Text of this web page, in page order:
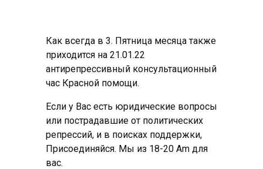
Как всегда в 3. Пятница месяца также
приходится на 21.01.22
антирепрессивный консультационный
час Красной помощи.
Если у Вас есть юридические вопросы
или пострадавшие от политических
репрессий, и в поисках поддержки,
Присоединяйся. Мы из 18-20 Am для
вас.